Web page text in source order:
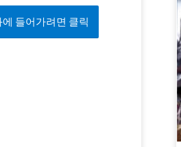
에 들어가려면 클릭